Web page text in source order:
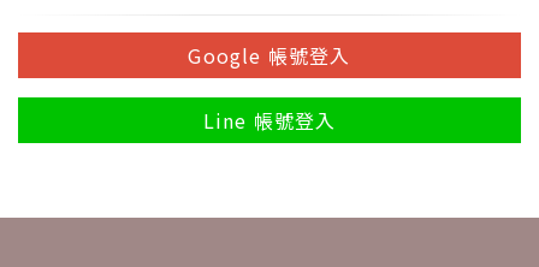
Google 帳號登入
Line 帳號登入